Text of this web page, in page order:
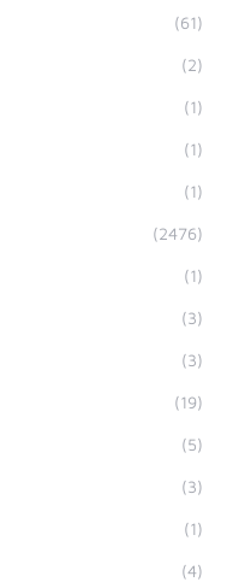
(61)
(2)
(1)
(1)
(1)
(2476)
(1)
(3)
(3)
(19)
(5)
(3)
(1)
(4)